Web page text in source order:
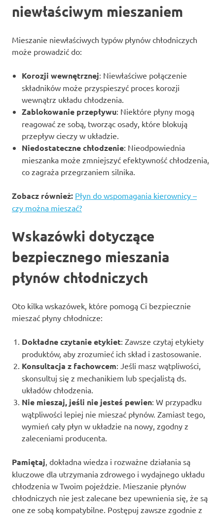
niewłaściwym mieszaniem
Mieszanie niewłaściwych typów płynów chłodniczych
może prowadzić do:
Korozji wewnętrznej: Niewłaściwe połączenie
składników może przyspieszyć proces korozji
wewnątrz układu chłodzenia.
Zablokowanie przepływu: Niektóre płyny mogą
reagować ze sobą, tworząc osady, które blokują
przepływ cieczy w układzie.
Niedostateczne chłodzenie: Nieodpowiednia
mieszanka może zmniejszyć efektywność chłodzenia,
co zagraża przegrzaniem silnika.
Zobacz również: Płyn do wspomagania kierownicy –
czy można mieszać?
Wskazówki dotyczące
bezpiecznego mieszania
płynów chłodniczych
Oto kilka wskazówek, które pomogą Ci bezpiecznie
mieszać płyny chłodnicze:
Dokładne czytanie etykiet: Zawsze czytaj etykiety
produktów, aby zrozumieć ich skład i zastosowanie.
Konsultacja z fachowcem: Jeśli masz wątpliwości,
skonsultuj się z mechanikiem lub specjalistą ds.
układów chłodzenia.
Nie mieszaj, jeśli nie jesteś pewien: W przypadku
wątpliwości lepiej nie mieszać płynów. Zamiast tego,
wymień cały płyn w układzie na nowy, zgodny z
zaleceniami producenta.
Pamiętaj, dokładna wiedza i rozważne działania są
kluczowe dla utrzymania zdrowego i wydajnego układu
chłodzenia w Twoim pojeździe. Mieszanie płynów
chłodniczych nie jest zalecane bez upewnienia się, że są
one ze sobą kompatybilne. Postępuj zawsze zgodnie z